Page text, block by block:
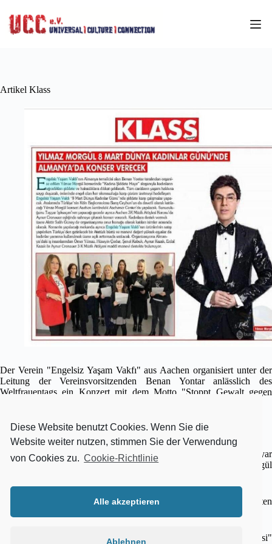
Diese Website benutzt Cookies. Wenn Sie die
Website weiter nutzen, stimmen Sie der Verwendung
von Cookies zu. Cookie-Richtlinie
Alle akzeptieren
Ablehnen
Inhalt
springen
Artikel Klass
Der Verein "Engelsiz Yaşam Vakfı" aus Aachen organisiert unter der
Leitung der Vereinsvorsitzenden Benan Yontar anlässlich des
Weltfrauentags ein Konzert mit dem Motto "Stoppt Gewalt gegen
Zu den Gästen zählen der Generalkonsul Barış Ceyhun.
Das Konzert wird von Journalist und Programmdirektor Tayyar
Işıksaçan moderiert. Auf der Bühne werden Sänger Yilmaz Morgül
Die gesamte Organisation wird von türkischen Geschäftsleuten
Aynur Cronauer und ihre Gruppe "Aynur & 3K Müzik Atölyesi"